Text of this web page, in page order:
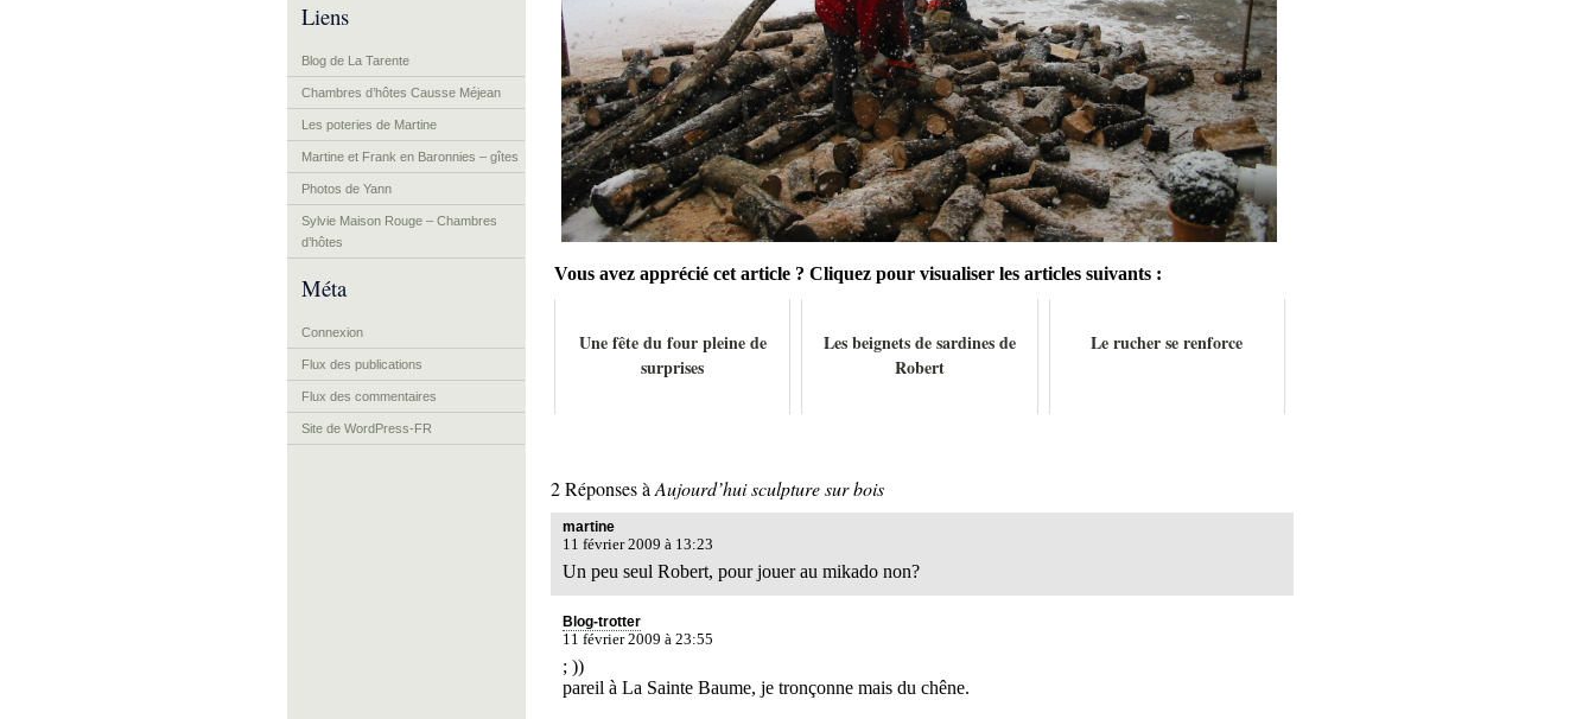
Liens
Blog de La Tarente
Chambres d’hôtes Causse Méjean
Les poteries de Martine
Martine et Frank en Baronnies – gîtes
Photos de Yann
Sylvie Maison Rouge – Chambres
d’hôtes
Méta
Connexion
Flux des publications
Flux des commentaires
Site de WordPress-FR
Vous avez apprécié cet article ? Cliquez pour visualiser les articles suivants :
Une fête du four pleine de
surprises
Les beignets de sardines de
Robert
Le rucher se renforce
2 Réponses à Aujourd’hui sculpture sur bois
martine
11 février 2009 à 13:23
Un peu seul Robert, pour jouer au mikado non?
Blog-trotter
11 février 2009 à 23:55
; ))
pareil à La Sainte Baume, je tronçonne mais du chêne.